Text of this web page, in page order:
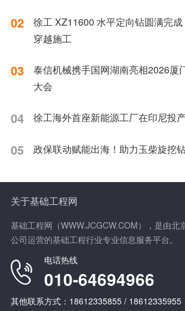
02
徐工 XZ11600 水平定向钻圆满完
穿越施工
03
泰信机械携手国网湖南亮相2026厦
大会
04 徐工海外首座新能源工厂在印尼投
05 政保联动赋能出海！助力玉柴旋挖
关于基础工程网
基础工程网（WWW.JCGCW.COM），是由北
公司运营的基础工程行业专业信息服务平台。
电话热线
010-64694966
其他联系方式：18612335855 / 18612335955